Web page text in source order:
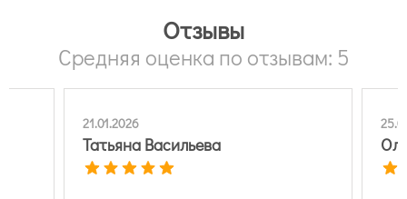
Отзывы
Средняя оценка по отзывам: 5
21.01.2026
Татьяна Васильева